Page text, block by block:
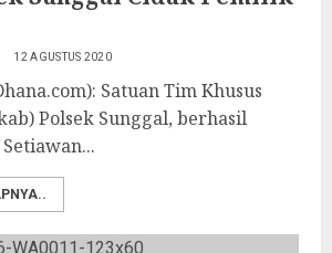
12 AGUSTUS 2020
Satuan Tim Khusus
Polsek Sunggal, berhasil